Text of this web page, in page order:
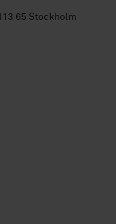
65 Stockholm